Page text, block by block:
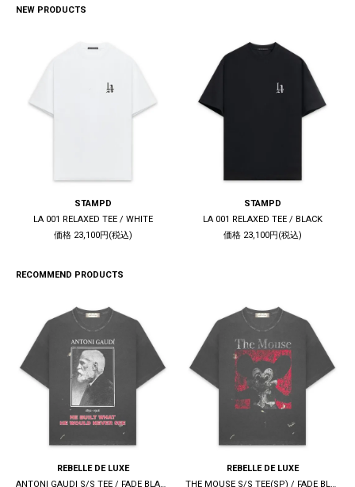
NEW PRODUCTS
STAMPD
LA 001 RELAXED TEE / WHITE
価格 23,100円(税込)
STAMPD
LA 001 RELAXED TEE / BLACK
価格 23,100円(税込)
RECOMMEND PRODUCTS
REBELLE DE LUXE
ANTONI GAUDI S/S TEE / FADE BLACK
REBELLE DE LUXE
THE MOUSE S/S TEE(SP) / FADE BLACK